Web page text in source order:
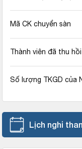
Mã CK chuyển sàn
Thành viên đã thu hồi
Số lượng TKGD của
Lịch nghỉ